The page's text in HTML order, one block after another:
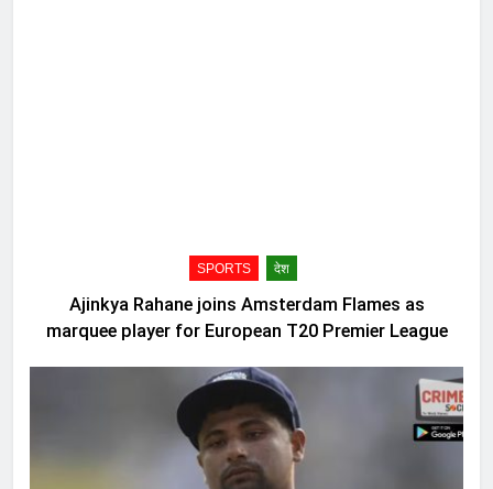
SPORTS देश
Ajinkya Rahane joins Amsterdam Flames as
marquee player for European T20 Premier League